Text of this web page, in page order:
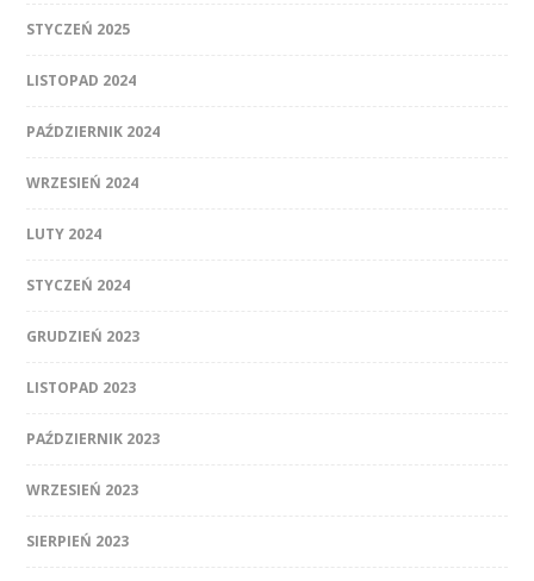
STYCZEŃ 2025
LISTOPAD 2024
PAŹDZIERNIK 2024
WRZESIEŃ 2024
LUTY 2024
STYCZEŃ 2024
GRUDZIEŃ 2023
LISTOPAD 2023
PAŹDZIERNIK 2023
WRZESIEŃ 2023
SIERPIEŃ 2023